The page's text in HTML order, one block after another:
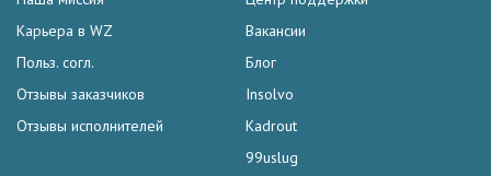
Вакансии
Блог
Insolvo
Kadrout
99uslug
Карьера в WZ
Польз. согл.
Отзывы заказчиков
Отзывы исполнителей